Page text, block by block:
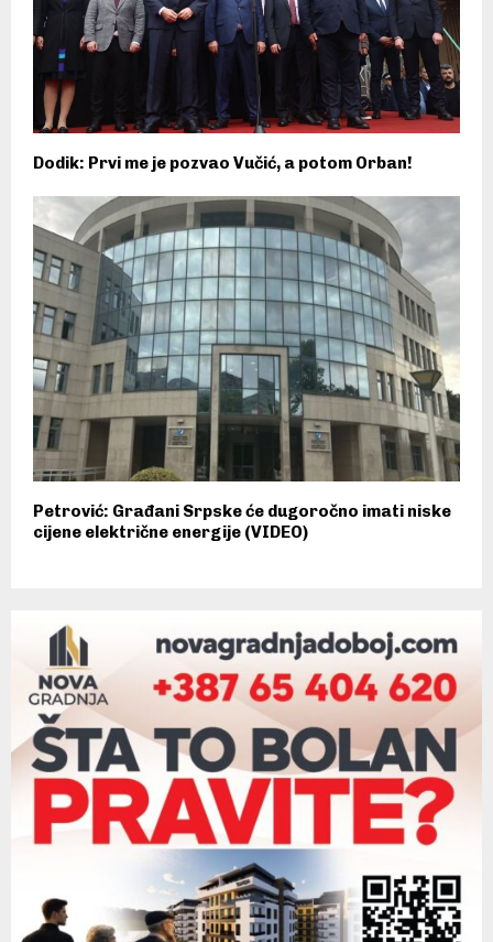
Dodik: Prvi me je pozvao Vučić, a potom Orban!
Petrović: Građani Srpske će dugoročno imati niske
cijene električne energije (VIDEO)